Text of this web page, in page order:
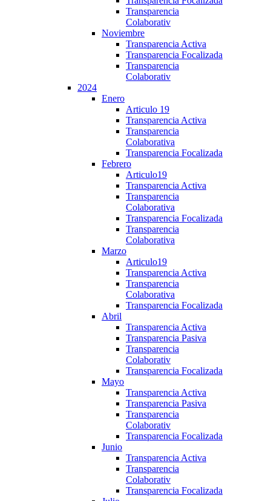
Transparencia
Colaborativ
Noviembre
Transparencia Activa
Transparencia Focalizada
Transparencia
Colaborativ
2024
Enero
Articulo 19
Transparencia Activa
Transparencia
Colaborativa
Transparencia Focalizada
Febrero
Articulo19
Transparencia Activa
Transparencia
Colaborativa
Transparencia Focalizada
Transparencia
Colaborativa
Marzo
Articulo19
Transparencia Activa
Transparencia
Colaborativa
Transparencia Focalizada
Abril
Transparencia Activa
Transparencia Pasiva
Transparencia
Colaborativ
Transparencia Focalizada
Mayo
Transparencia Activa
Transparencia Pasiva
Transparencia
Colaborativ
Transparencia Focalizada
Junio
Transparencia Activa
Transparencia
Colaborativ
Transparencia Focalizada